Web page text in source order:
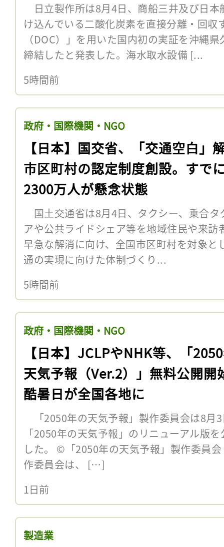
日立製作所は8月4日、商船三井及び日本
け込んでいる二酸化炭素を直接分離・回収
（DOC）」を用いた国内初の実証を沖縄
締結したと発表した。海水取水設備 [...
5時間前
政府・国際機関・NGO
【日本】国交省、「交通空白」
市区町村の認定制度創設。すで
2300万人が懸念状態
国土交通省は8月4日、タクシー、乗合タ
アや公共ライドシェア等を地域住民や来
早急な解消に向け、全国市区町村を対象と
通の実現に向けた体制づくり...
5時間前
政府・国際機関・NGO
【日本】JCLPやNHK等、「
天気予報（Ver.2）」無料公開開
酷暑日が全国各地に
「2050年の天気予報」製作委員会は8月
「2050年の天気予報」のリニューアル版
した。 ©「2050年の天気予報」製作委員
作委員会は、 […]
1日前
製造業